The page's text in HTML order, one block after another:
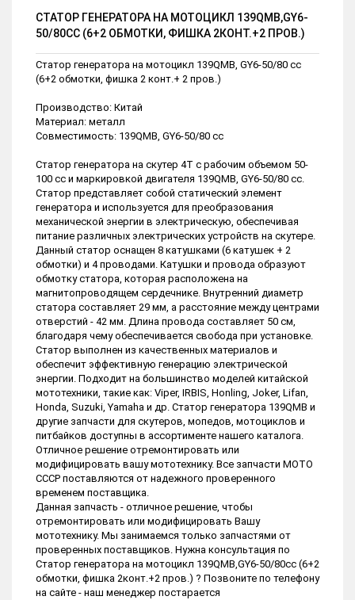
СТАТОР ГЕНЕРАТОРА НА МОТОЦИКЛ 139QМВ,GY6-
50/80СС (6+2 ОБМОТКИ, ФИШКА 2КОНТ.+2 ПРОВ.)
Статор генератора на мотоцикл 139QМВ, GY6-50/80 сс
(6+2 обмотки, фишка 2 конт.+ 2 пров.)
Производство: Китай
Материал: металл
Совместимость: 139QМВ, GY6-50/80 сс
Статор генератора на скутер 4Т с рабочим объемом 50-
100 сс и маркировкой двигателя 139QМВ, GY6-50/80 сс.
Статор представляет собой статический элемент
генератора и используется для преобразования
механической энергии в электрическую, обеспечивая
питание различных электрических устройств на скутере.
Данный статор оснащен 8 катушками (6 катушек + 2
обмотки) и 4 проводами. Катушки и провода образуют
обмотку статора, которая расположена на
магнитопроводящем сердечнике. Внутренний диаметр
статора составляет 29 мм, а расстояние между центрами
отверстий - 42 мм. Длина провода составляет 50 см,
благодаря чему обеспечивается свобода при установке.
Статор выполнен из качественных материалов и
обеспечит эффективную генерацию электрической
энергии. Подходит на большинство моделей китайской
мототехники, такие как: Viper, IRBIS, Honling, Joker, Lifan,
Honda, Suzuki, Yamaha и др. Статор генератора 139QМВ и
другие запчасти для скутеров, мопедов, мотоциклов и
питбайков доступны в ассортименте нашего каталога.
Отличное решение отремонтировать или
модифицировать вашу мототехнику. Все запчасти МОТО
СССР поставляются от надежного проверенного
временем поставщика.
Данная запчасть - отличное решение, чтобы
отремонтировать или модифицировать Вашу
мототехнику. Мы занимаемся только запчастями от
проверенных поставщиков. Нужна консультация по
Статор генератора на мотоцикл 139QМВ,GY6-50/80сс (6+2
обмотки, фишка 2конт.+2 пров.) ? Позвоните по телефону
на сайте - наш менеджер постарается